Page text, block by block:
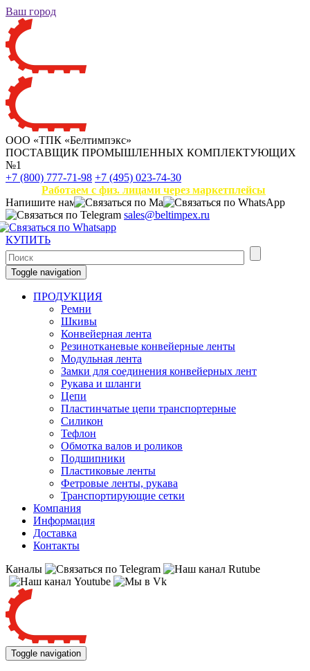
Ваш город
ООО «ТПК «Белтимпэкс»
ПОСТАВЩИК ПРОМЫШЛЕННЫХ КОМПЛЕКТУЮЩИХ
№1
+7 (800) 777-71-98 +7 (495) 023-74-30
Работаем с физ. лицами через маркетплейсы
Напишите нам
sales@beltimpex.ru
КУПИТЬ
Toggle navigation
ПРОДУКЦИЯ
Ремни
Шкивы
Конвейерная лента
Резинотканевые конвейерные ленты
Модульная лента
Замки для соединения конвейерных лент
Рукава и шланги
Цепи
Пластинчатые цепи транспортерные
Силикон
Тефлон
Обмотка валов и роликов
Подшипники
Пластиковые ленты
Фетровые ленты, рукава
Транспортирующие сетки
Компания
Информация
Доставка
Контакты
Каналы
Toggle navigation